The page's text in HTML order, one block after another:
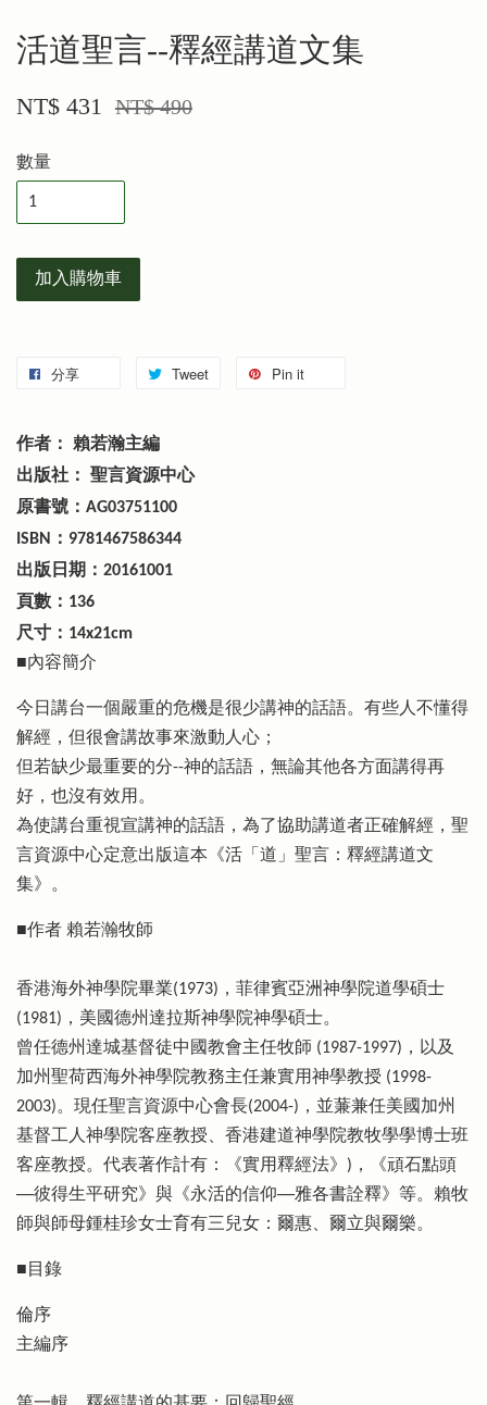
活道聖言--釋經講道文集
NT$ 431 NT$ 490
數量
加入購物車
分享 Tweet Pin it
作者： 賴若瀚主編
出版社： 聖言資源中心
原書號： AG03751100
ISBN
： 9781467586344
出版日期： 20161001
頁數： 136
尺寸： 14x21cm
■內容簡介
今日講台一個嚴重的危機是很少講神的話語。有些人不懂得
解經，但很會講故事來激動人心；
但若缺少最重要的分--神的話語，無論其他各方面講得再
好，也沒有效用。
為使講台重視宣講神的話語，為了協助講道者正確解經，聖
言資源中心定意出版這本《活「道」聖言：釋經講道文
集》。
■作者 賴若瀚牧師
香港海外神學院畢業(1973)，菲律賓亞洲神學院道學碩士
(1981)，美國德州達拉斯神學院神學碩士。
曾任德州達城基督徒中國教會主任牧師 (1987-1997)，以及
加州聖荷西海外神學院教務主任兼實用神學教授 (1998-
2003)。現任聖言資源中心會長(2004-)，並蒹兼任美國加州
基督工人神學院客座教授、香港建道神學院教牧學學博士班
客座教授。代表著作計有：《實用釋經法》)，《頑石點頭
──彼得生平研究》與《永活的信仰──雅各書詮釋》等。賴牧
師與師母鍾桂珍女士育有三兒女：爾惠、爾立與爾樂。
■目錄
倫序
主編序